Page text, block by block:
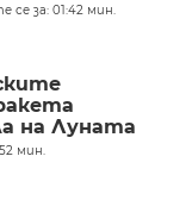
се за: 01:42 мин.
на Луната
мин.